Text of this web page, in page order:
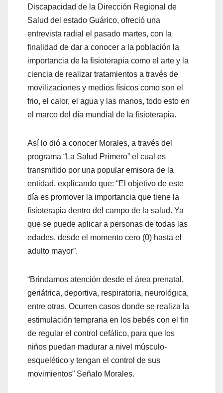
Discapacidad de la Dirección Regional de
Salud del estado Guárico, ofreció una
entrevista radial el pasado martes, con la
finalidad de dar a conocer a la población la
importancia de la fisioterapia como el arte y la
ciencia de realizar tratamientos a través de
movilizaciones y medios físicos como son el
frio, el calor, el agua y las manos, todo esto en
el marco del día mundial de la fisioterapia.
Así lo dió a conocer Morales, a través del
programa “La Salud Primero” el cual es
transmitido por una popular emisora de la
entidad, explicando que: “El objetivo de este
día es promover la importancia que tiene la
fisioterapia dentro del campo de la salud. Ya
que se puede aplicar a personas de todas las
edades, desde el momento cero (0) hasta el
adulto mayor”.
“Brindamos atención desde el área prenatal,
geriátrica, deportiva, respiratoria, neurológica,
entre otras. Ocurren casos donde se realiza la
estimulación temprana en los bebés con el fin
de regular el control cefálico, para que los
niños puedan madurar a nivel músculo-
esquelético y tengan el control de sus
movimientos” Señalo Morales.